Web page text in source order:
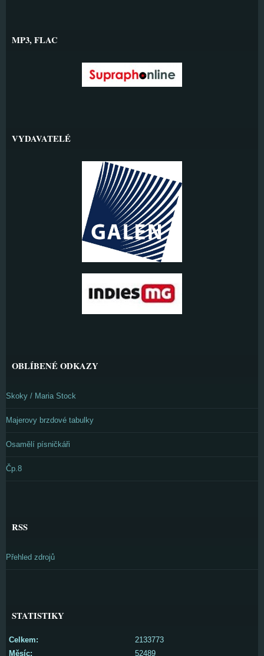
MP3, FLAC
VYDAVATELÉ
OBLÍBENÉ ODKAZY
Skoky / Maria Stock
Majerovy brzdové tabulky
Osamělí písničkáři
Čp.8
RSS
Přehled zdrojů
STATISTIKY
Celkem:
2133773
Měsíc:
52489